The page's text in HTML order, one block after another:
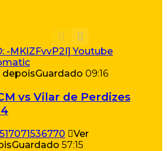
depoisGuardado 09:16
vs Vilar de Perdizes
Ver
Guardado 57:15